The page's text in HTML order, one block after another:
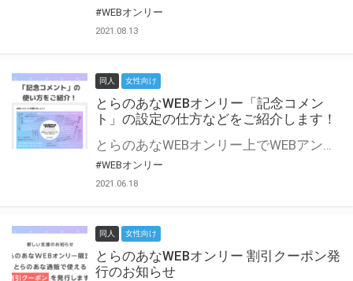
#WEBオンリー
2021.08.13
同人 女性向け
とらのあなWEBオンリー「記念コメン
ト」の設定の仕方などをご紹介します！
とらのあなWEBオンリー上でWEBアンソロジーが作成できる「記念コメント」について、その使い方や作成手順を解説します！ 支援タイプを「サークル参加型」「サークル参加型・マルシェ(イベント会場)機能付き」でお申し込みいただいている主催者様はぜひご活用ください♪ とらのあなWEBオンリーサイトはこちら
#WEBオンリー
2021.06.18
同人 女性向け
とらのあなWEBオンリー 割引クーポン発
行のお知らせ